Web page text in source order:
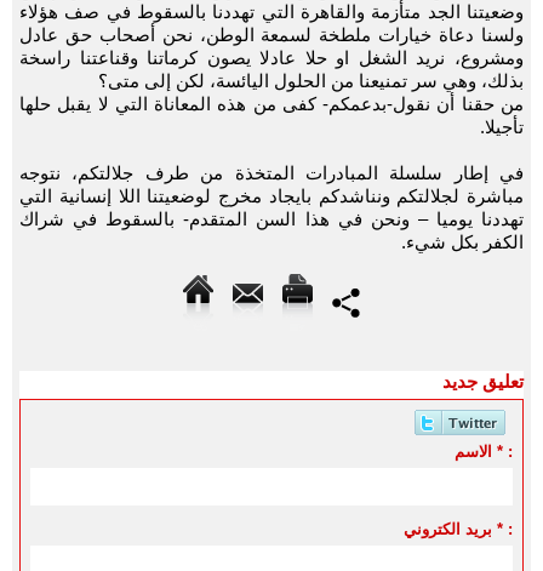
وضعيتنا الجد متأزمة والقاهرة التي تهددنا بالسقوط في صف هؤلاء
ولسنا دعاة خيارات ملطخة لسمعة الوطن، نحن أصحاب حق عادل
ومشروع، نريد الشغل او حلا عادلا يصون كرماتنا وقناعتنا راسخة
بذلك، وهي سر تمنيعنا من الحلول اليائسة، لكن إلى متى؟
من حقنا أن نقول-بدعمكم- كفى من هذه المعاناة التي لا يقبل حلها
تأجيلا.
في إطار سلسلة المبادرات المتخذة من طرف جلالتكم، نتوجه
مباشرة لجلالتكم ونناشدكم بايجاد مخرج لوضعيتنا اللا إنسانية التي
تهددنا يوميا – ونحن في هذا السن المتقدم- بالسقوط في شراك
الكفر بكل شيء.
تعليق جديد
الاسم * :
بريد الكتروني * :